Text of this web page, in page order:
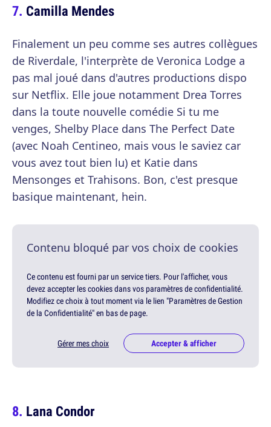
Camilla Mendes
Finalement un peu comme ses autres collègues
de Riverdale, l'interprète de Veronica Lodge a
pas mal joué dans d'autres productions dispo
sur Netflix. Elle joue notamment Drea Torres
dans la toute nouvelle comédie Si tu me
venges, Shelby Place dans The Perfect Date
(avec Noah Centineo, mais vous le saviez car
vous avez tout bien lu) et Katie dans
Mensonges et Trahisons. Bon, c'est presque
basique maintenant, hein.
Contenu bloqué par vos choix de cookies
Ce contenu est fourni par un service tiers. Pour l'afficher, vous
devez accepter les cookies dans vos paramètres de confidentialité.
Modifiez ce choix à tout moment via le lien "Paramètres de Gestion
de la Confidentialité" en bas de page.
Gérer mes choix Accepter & afficher
Lana Condor